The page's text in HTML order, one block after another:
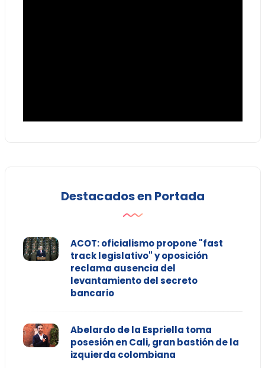
Destacados en Portada
ACOT: oficialismo propone "fast
track legislativo" y oposición
reclama ausencia del
levantamiento del secreto
bancario
Abelardo de la Espriella toma
posesión en Cali, gran bastión de la
izquierda colombiana